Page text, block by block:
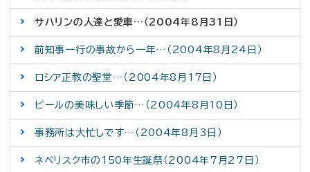
サハリンの人達と愛車…（2004年8月31日）
前知事一行の事故から一年…（2004年8月24日）
ロシア正教の聖堂…（2004年8月17日）
ビールの美味しい季節…（2004年8月10日）
事務所は大忙しです…（2004年8月3日）
ネベリスク市の150年生誕祭（2004年7月27日）